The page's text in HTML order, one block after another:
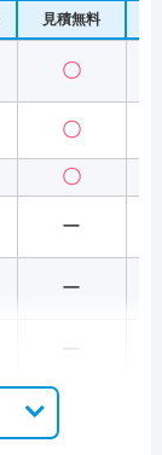
見積無料
〇
〇
〇
ー
ー